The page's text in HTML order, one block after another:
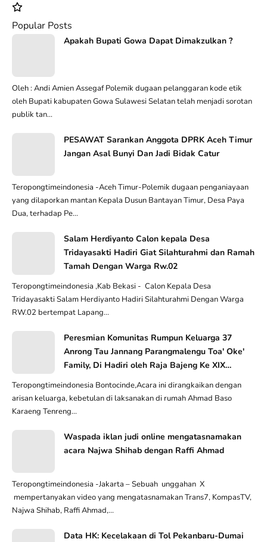
Popular Posts
Apakah Bupati Gowa Dapat Dimakzulkan ?
Oleh : Andi Amien Assegaf Polemik dugaan pelanggaran kode etik
oleh Bupati kabupaten Gowa Sulawesi Selatan telah menjadi sorotan
publik tan...
PESAWAT Sarankan Anggota DPRK Aceh Timur
Jangan Asal Bunyi Dan Jadi Bidak Catur
Teropongtimeindonesia -Aceh Timur-Polemik dugaan penganiayaan
yang dilaporkan mantan Kepala Dusun Bantayan Timur, Desa Paya
Dua, terhadap Pe...
Salam Herdiyanto Calon kepala Desa
Tridayasakti Hadiri Giat Silahturahmi dan Ramah
Tamah Dengan Warga Rw.02
Teropongtimeindonesia ,Kab Bekasi - Calon Kepala Desa
Tridayasakti Salam Herdiyanto Hadiri Silahturahmi Dengan Warga
RW.02 bertempat Lapang...
Peresmian Komunitas Rumpun Keluarga 37
Anrong Tau Jannang Parangmalengu Toa' Oke'
Family, Di Hadiri oleh Raja Bajeng Ke XIX
Karaeng Loe Ri Bajeng II Bersama Permaisuri
Teropongtimeindonesia Bontocinde,Acara ini dirangkaikan dengan
arisan keluarga, kebetulan di laksanakan di rumah Ahmad Baso
Karaeng Tenreng...
Waspada iklan judi online mengatasnamakan
acara Najwa Shihab dengan Raffi Ahmad
Teropongtimeindonesia -Jakarta – Sebuah unggahan X
mempertanyakan video yang mengatasnamakan Trans7, KompasTV,
Najwa Shihab, Raffi Ahmad,...
Data HK: Kecelakaan di Tol Pekanbaru-Dumai